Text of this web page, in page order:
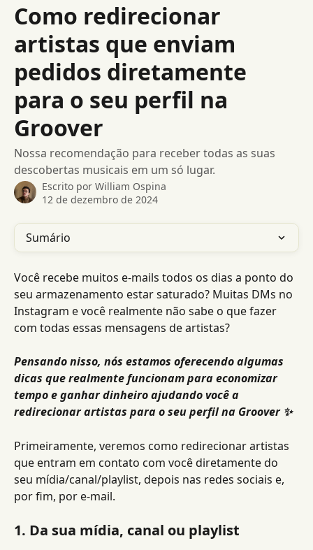
Como redirecionar
artistas que enviam
pedidos diretamente
para o seu perfil na
Groover
Nossa recomendação para receber todas as suas
descobertas musicais em um só lugar.
Escrito por William Ospina
12 de dezembro de 2024
Sumário
Você recebe muitos e-mails todos os dias a ponto do
seu armazenamento estar saturado? Muitas DMs no
Instagram e você realmente não sabe o que fazer
com todas essas mensagens de artistas?
Pensando nisso, nós estamos oferecendo algumas
dicas que realmente funcionam para economizar
tempo e ganhar dinheiro ajudando você a
redirecionar artistas para o seu perfil na Groover ✨
Primeiramente, veremos como redirecionar artistas
que entram em contato com você diretamente do
seu mídia/canal/playlist, depois nas redes sociais e,
por fim, por e-mail.
1. Da sua mídia, canal ou playlist